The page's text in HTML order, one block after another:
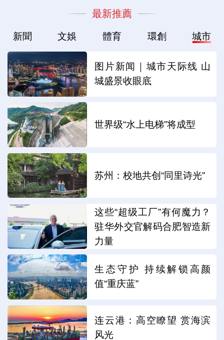
最新推薦
新聞 文娛 體育 環創 城市
图片新闻｜城市天际线 山
城盛景收眼底
世界级“水上电梯”将成型
苏州：校地共创“同里诗光”
这些“超级工厂”有何魔力？
驻华外交官解码合肥智造新
力量
生态守护 持续解锁高颜
值“重庆蓝”
连云港：高空瞭望 赏海滨
风光